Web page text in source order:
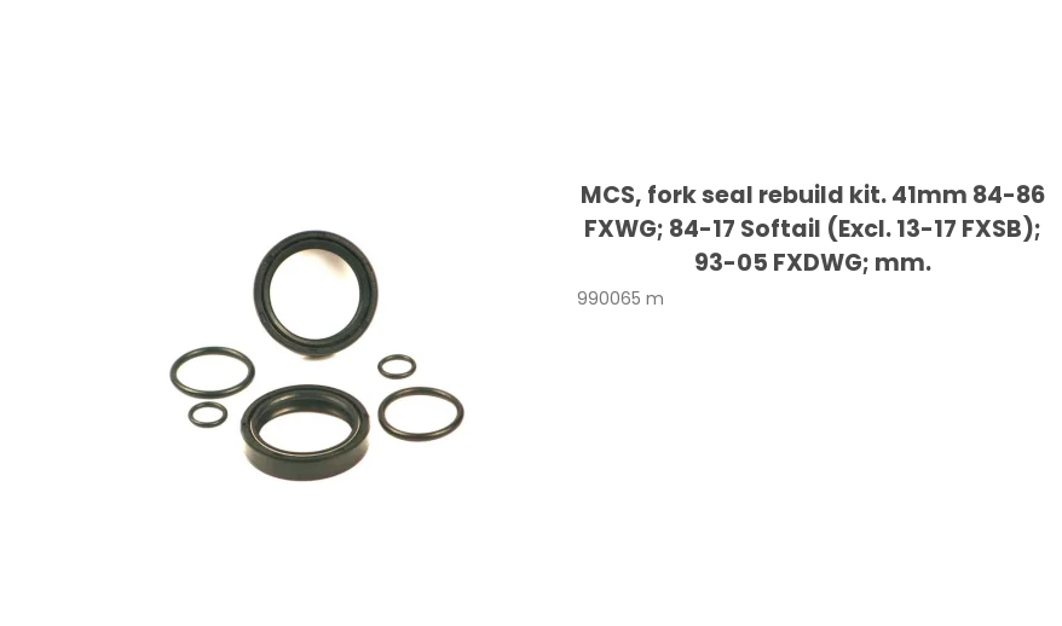
MCS, fork seal rebuild kit. 41mm 84-86
FXWG; 84-17 Softail (Excl. 13-17 FXSB);
93-05 FXDWG; mm.
990065 m